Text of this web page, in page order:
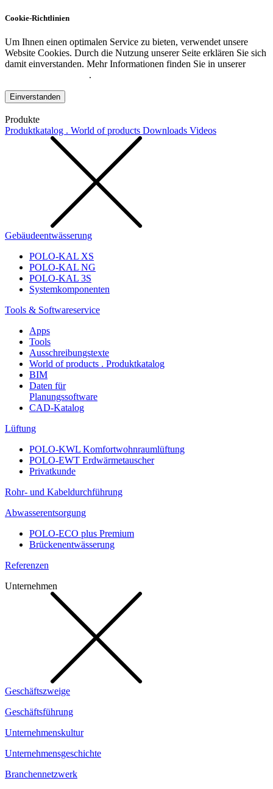
Cookie-Richtlinien
Um Ihnen einen optimalen Service zu bieten, verwendet unsere
Website Cookies. Durch die Nutzung unserer Seite erklären Sie sich
damit einverstanden. Mehr Informationen finden Sie in unserer
.
Einverstanden
Produkte
Produktkatalog . World of products Downloads Videos
Gebäudeentwässerung
POLO-KAL XS
POLO-KAL NG
POLO-KAL 3S
Systemkomponenten
Tools & Softwareservice
Apps
Tools
Ausschreibungstexte
World of products . Produktkatalog
BIM
Daten für
Planungssoftware
CAD-Katalog
Lüftung
POLO-KWL Komfortwohnraumlüftung
POLO-EWT Erdwärmetauscher
Privatkunde
Rohr- und Kabeldurchführung
Abwasserentsorgung
POLO-ECO plus Premium
Brückenentwässerung
Referenzen
Unternehmen
Geschäftszweige
Geschäftsführung
Unternehmenskultur
Unternehmensgeschichte
Branchennetzwerk